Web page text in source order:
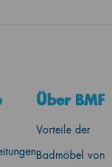
Über BMF
Vorteile der
Badmöbel von